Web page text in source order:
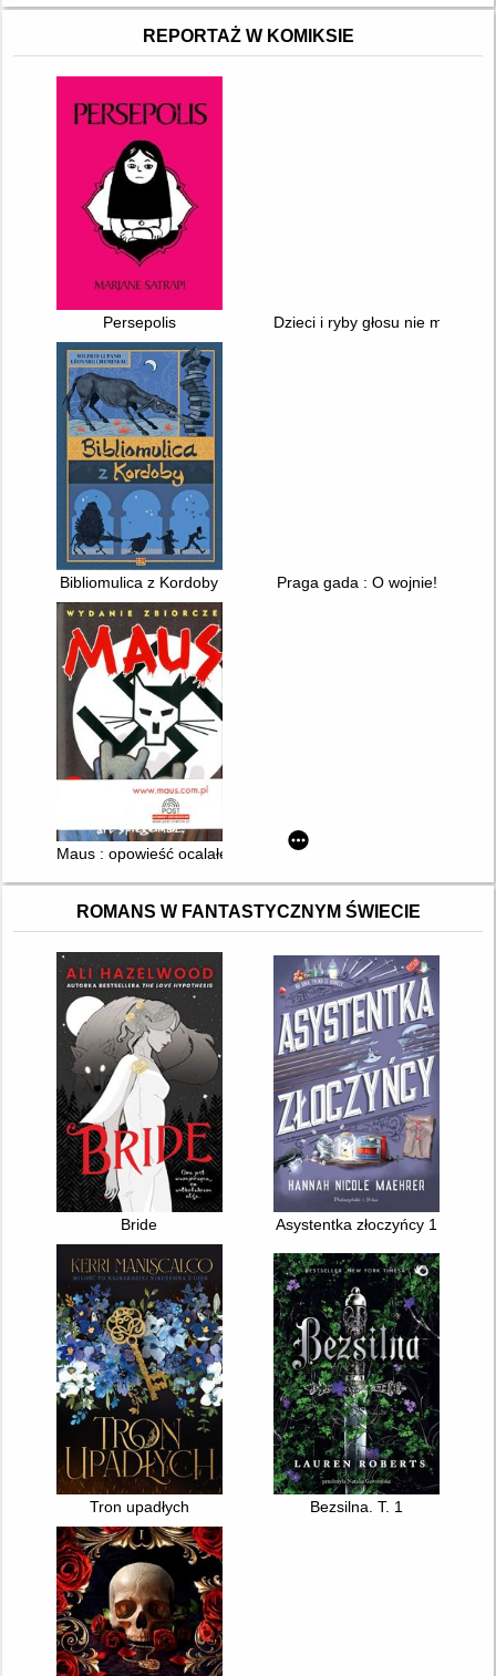
REPORTAŻ W KOMIKSIE
Persepolis Dzieci i ryby głosu nie mają
Bibliomulica z Kordoby Praga gada : O wojnie!
Maus : opowieść ocalałego. 1, 2,
ROMANS W FANTASTYCZNYM ŚWIECIE
Bride Asystentka złoczyńcy 1
Tron upadłych Bezsilna. T. 1